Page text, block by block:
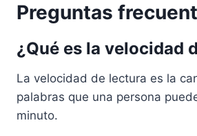
Preguntas
¿Qué es la velocidad
La velocidad de lectura es la
palabras que una persona
minuto.